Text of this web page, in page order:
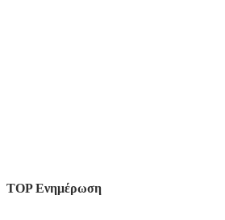
TOP Ενημέρωση